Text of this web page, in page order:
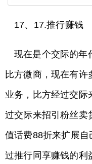
17、17.推行赚钱
现在是个交际的年
比方微商，现在有
业务，比方经过交际
过交际来招引粉丝卖
值话费88折来扩展
过推行同享赚钱的利